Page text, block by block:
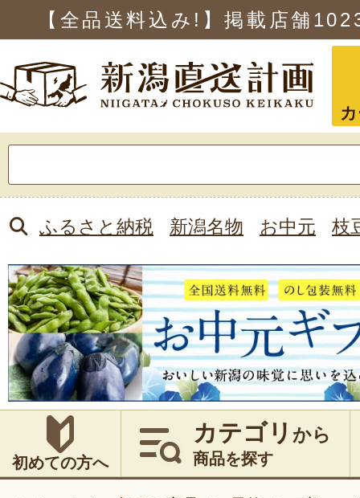
【全品送料込み!】掲載店舗
索:
ふるさと納税 新潟名物 お中元 枝
初めての方へ
カテゴリ から
商品を探す